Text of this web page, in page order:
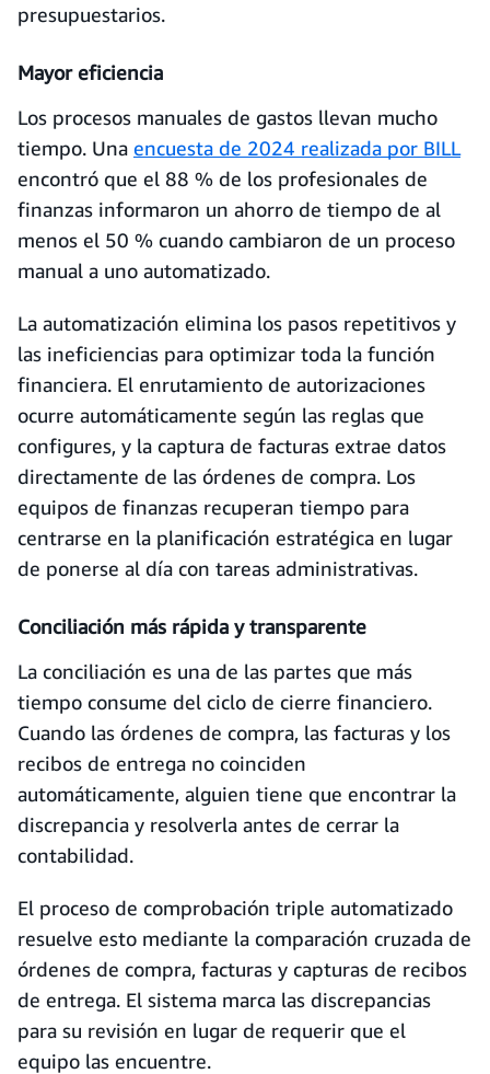
presupuestarios.
Mayor eficiencia
Los procesos manuales de gastos llevan mucho
tiempo. Una encuesta de 2024 realizada por BILL
encontró que el 88 % de los profesionales de
finanzas informaron un ahorro de tiempo de al
menos el 50 % cuando cambiaron de un proceso
manual a uno automatizado.
La automatización elimina los pasos repetitivos y
las ineficiencias para optimizar toda la función
financiera. El enrutamiento de autorizaciones
ocurre automáticamente según las reglas que
configures, y la captura de facturas extrae datos
directamente de las órdenes de compra. Los
equipos de finanzas recuperan tiempo para
centrarse en la planificación estratégica en lugar
de ponerse al día con tareas administrativas.
Conciliación más rápida y transparente
La conciliación es una de las partes que más
tiempo consume del ciclo de cierre financiero.
Cuando las órdenes de compra, las facturas y los
recibos de entrega no coinciden
automáticamente, alguien tiene que encontrar la
discrepancia y resolverla antes de cerrar la
contabilidad.
El proceso de comprobación triple automatizado
resuelve esto mediante la comparación cruzada de
órdenes de compra, facturas y capturas de recibos
de entrega. El sistema marca las discrepancias
para su revisión en lugar de requerir que el
equipo las encuentre.